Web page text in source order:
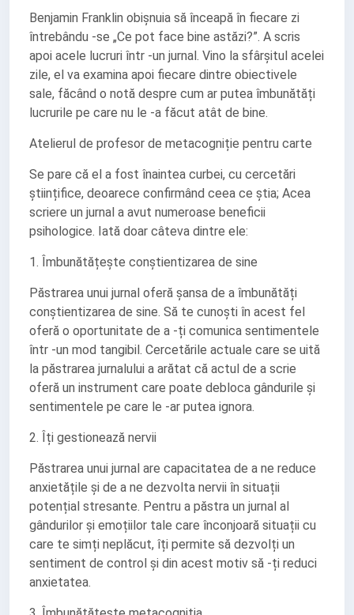
Benjamin Franklin obișnuia să înceapă în fiecare zi
întrebându -se „Ce pot face bine astăzi?”. A scris
apoi acele lucruri într -un jurnal. Vino la sfârșitul acelei
zile, el va examina apoi fiecare dintre obiectivele
sale, făcând o notă despre cum ar putea îmbunătăți
lucrurile pe care nu le -a făcut atât de bine.
Atelierul de profesor de metacogniție pentru carte
Se pare că el a fost înaintea curbei, cu cercetări
științifice, deoarece confirmând ceea ce știa; Acea
scriere un jurnal a avut numeroase beneficii
psihologice. Iată doar câteva dintre ele:
1. Îmbunătățește conștientizarea de sine
Păstrarea unui jurnal oferă șansa de a îmbunătăți
conștientizarea de sine. Să te cunoști în acest fel
oferă o oportunitate de a -ți comunica sentimentele
într -un mod tangibil. Cercetările actuale care se uită
la păstrarea jurnalului a arătat că actul de a scrie
oferă un instrument care poate debloca gândurile și
sentimentele pe care le -ar putea ignora.
2. Îți gestionează nervii
Păstrarea unui jurnal are capacitatea de a ne reduce
anxietățile și de a ne dezvolta nervii în situații
potențial stresante. Pentru a păstra un jurnal al
gândurilor și emoțiilor tale care înconjoară situații cu
care te simți neplăcut, îți permite să dezvolți un
sentiment de control și din acest motiv să -ți reduci
anxietatea.